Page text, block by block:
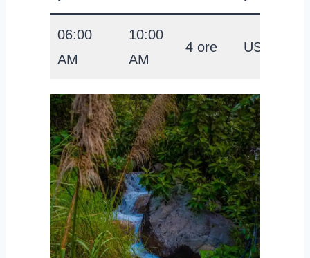
06:00
AM
10:00
AM
4 ore USD 36